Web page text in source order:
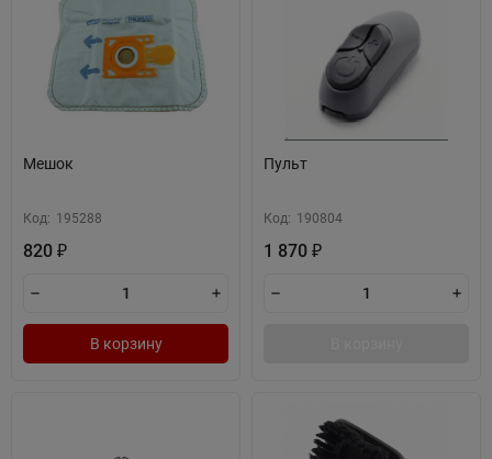
Мешок
Код: 195288
820 ₽
В корзину
Пульт
Код: 190804
1 870 ₽